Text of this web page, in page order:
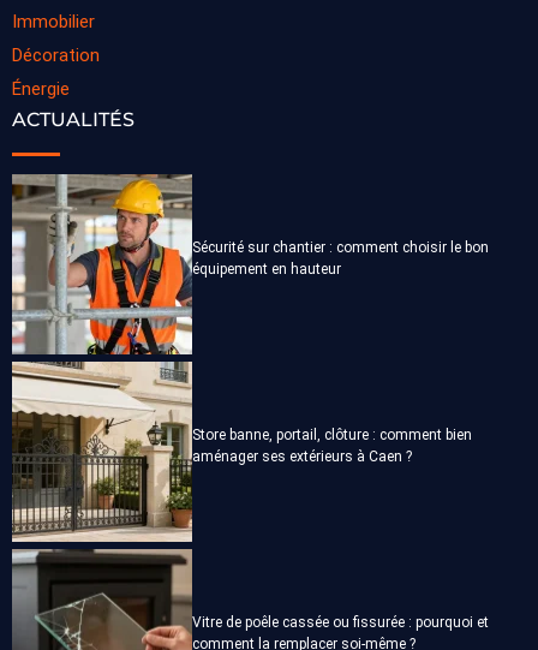
Immobilier
Décoration
Énergie
ACTUALITÉS
Sécurité sur chantier : comment choisir le bon
équipement en hauteur
Store banne, portail, clôture : comment bien
aménager ses extérieurs à Caen ?
Vitre de poêle cassée ou fissurée : pourquoi et
comment la remplacer soi-même ?